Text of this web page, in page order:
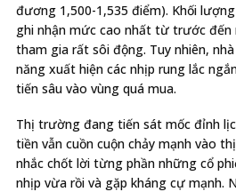
đương 1,500-1,535 điểm). Khối
ghi nhận mức cao nhất từ trước đến
tham gia rất sôi động. Tuy nhiên,
năng xuất hiện các nhịp rung lắc
tiến sâu vào vùng quá mua.
Thị trường đang tiến sát mốc đỉnh
tiền vẫn cuồn cuộn chảy mạnh vào
nhắc chốt lời từng phần những cổ
nhịp vừa rồi và gặp kháng cự mạnh.